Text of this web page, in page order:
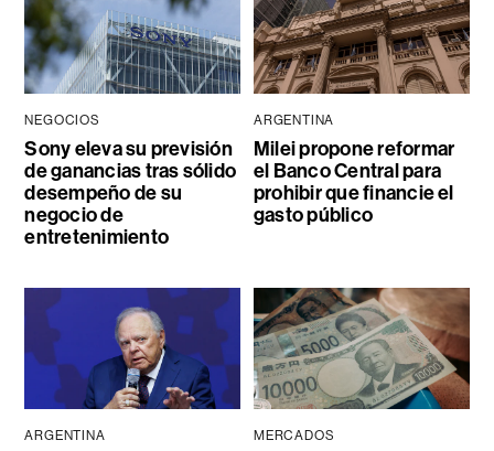
NEGOCIOS
Sony eleva su previsión
de ganancias tras sólido
desempeño de su
negocio de
entretenimiento
ARGENTINA
Milei propone reformar
el Banco Central para
prohibir que financie el
gasto público
ARGENTINA MERCADOS